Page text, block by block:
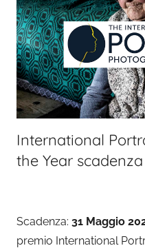
International
the Year
Scadenza: 31 Maggio
premio International